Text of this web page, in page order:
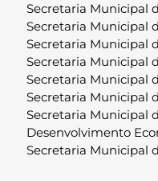
Secretaria Municipal
Secretaria Municipal
Secretaria Municipal
Secretaria Municipal
Secretaria Municipal
Secretaria Municipal
Secretaria Municipal
Desenvolvimento
Secretaria Municipal